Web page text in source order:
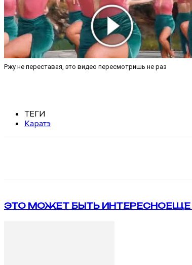
Ржу не переставая, это видео пересмотришь не раз
ТЕГИ
Каратэ
ЭТО МОЖЕТ БЫТЬ ИНТЕРЕСНОЕЩЕ